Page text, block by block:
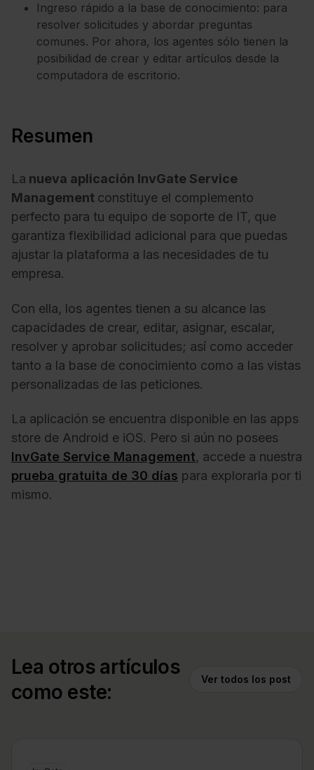
Ingreso rápido a la base de conocimiento: para
resolver solicitudes y abordar preguntas
comunes. Por ahora, los agentes sólo tienen la
posibilidad de crear y editar artículos desde la
computadora de escritorio.
Resumen
La nueva aplicación InvGate Service
Management constituye el complemento
perfecto para tu equipo de soporte de IT, que
garantiza flexibilidad adicional para que puedas
ajustar la plataforma a las necesidades de tu
empresa.
Con ella, los agentes tienen a su alcance las
capacidades de crear, editar, asignar, escalar,
resolver y aprobar solicitudes; así como acceder
tanto a la base de conocimiento como a las vistas
personalizadas de las peticiones.
La aplicación se encuentra disponible en las apps
store de Android e iOS. Pero si aún no posees
InvGate Service Management, accede a nuestra
prueba gratuita de 30 días para explorarla por ti
mismo.
Lea otros artículos
como este:
Ver todos los post